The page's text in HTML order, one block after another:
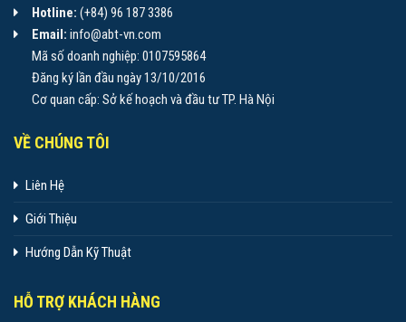
Hotline: (+84) 96 187 3386
Email: info@abt-vn.com
Mã số doanh nghiệp: 0107595864
Đăng ký lần đầu ngày 13/10/2016
Cơ quan cấp: Sở kế hoạch và đầu tư TP. Hà Nội
VỀ CHÚNG TÔI
Liên Hệ
Giới Thiệu
Hướng Dẫn Kỹ Thuật
HỖ TRỢ KHÁCH HÀNG